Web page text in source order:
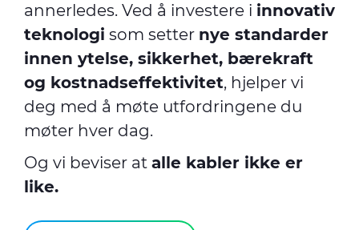
annerledes. Ved å investere i innovativ
teknologi som setter nye standarder
innen ytelse, sikkerhet, bærekraft
og kostnadseffektivitet, hjelper vi
deg med å møte utfordringene du
møter hver dag.
Og vi beviser at alle kabler ikke er
like.